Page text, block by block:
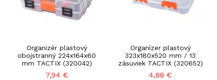
Organizér plastový
obojstranný 224x164x60
mm TACTIX (320042)
7,94 €
Organízer plastový
323x180x520 mm / 13
zásuviek TACTIX (320652)
4,88 €